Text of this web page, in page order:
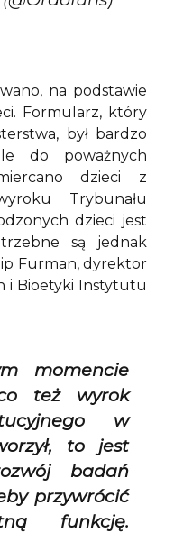
na podstawie
Formularz, który
był bardzo
do poważnych
dzieci z
Trybunału
dzieci jest
są jednak
Furman, dyrektor
i Bioetyki Instytutu
momencie
też wyrok
w
to jest
badań
przywrócić
funkcję.